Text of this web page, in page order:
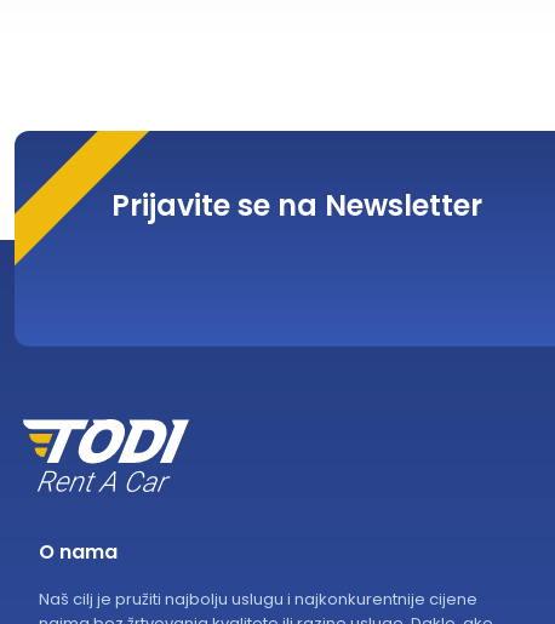
Prijavite se na Newsletter
O nama
Naš cilj je pružiti najbolju uslugu i najkonkurentnije cijene